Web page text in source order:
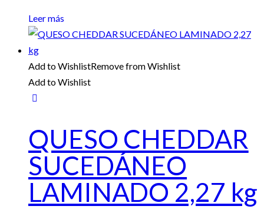
Leer más
Add to WishlistRemove from Wishlist
Add to Wishlist
QUESO CHEDDAR
SUCEDÁNEO
LAMINADO 2,27 kg